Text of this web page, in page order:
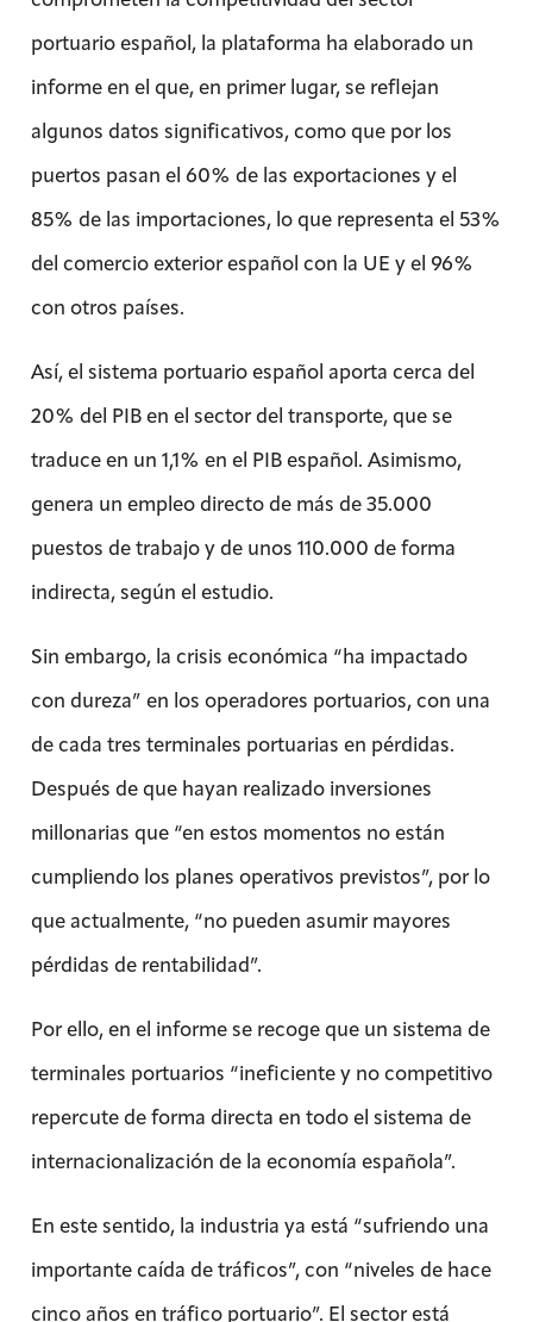
portuario español, la plataforma ha elaborado un
informe en el que, en primer lugar, se reflejan
algunos datos significativos, como que por los
puertos pasan el 60% de las exportaciones y el
85% de las importaciones, lo que representa el 53%
del comercio exterior español con la UE y el 96%
con otros países.
Así, el sistema portuario español aporta cerca del
20% del PIB en el sector del transporte, que se
traduce en un 1,1% en el PIB español. Asimismo,
genera un empleo directo de más de 35.000
puestos de trabajo y de unos 110.000 de forma
indirecta, según el estudio.
Sin embargo, la crisis económica “ha impactado
con dureza” en los operadores portuarios, con una
de cada tres terminales portuarias en pérdidas.
Después de que hayan realizado inversiones
millonarias que “en estos momentos no están
cumpliendo los planes operativos previstos”, por lo
que actualmente, “no pueden asumir mayores
pérdidas de rentabilidad”.
Por ello, en el informe se recoge que un sistema de
terminales portuarios “ineficiente y no competitivo
repercute de forma directa en todo el sistema de
internacionalización de la economía española”.
En este sentido, la industria ya está “sufriendo una
importante caída de tráficos”, con “niveles de hace
cinco años en tráfico portuario”. El sector está